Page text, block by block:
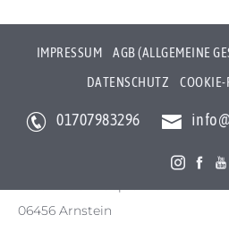
IMPRESSUM
AGB (ALLGEMEINE
DATENSCHUTZ
01707983296
Bertram Plischke
06456 Arnstein